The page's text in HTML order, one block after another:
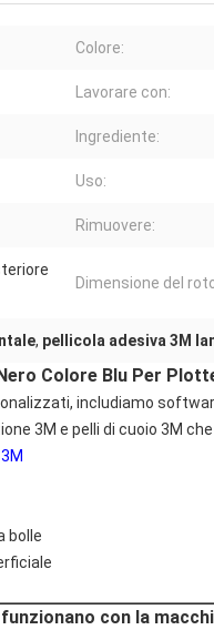
Colore:
Lavorare con:
Ingrediente:
Uso:
Rimuovere:
Dimensione del
, pellicola adesiva 3M
Colore Blu Per
includiamo
3M e pelli di cuoio 3M
bolle
con la